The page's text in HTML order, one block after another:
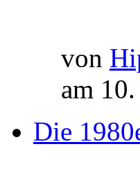
von
am
Die